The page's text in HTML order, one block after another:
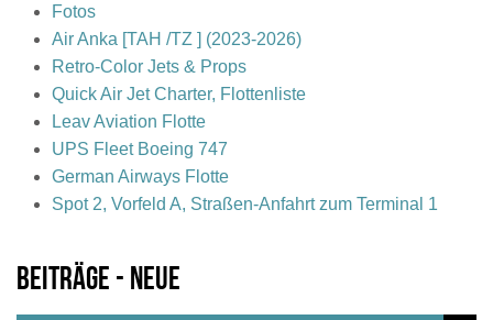
Fotos
Air Anka [TAH /TZ ] (2023-2026)
Retro-Color Jets & Props
Quick Air Jet Charter, Flottenliste
Leav Aviation Flotte
UPS Fleet Boeing 747
German Airways Flotte
Spot 2, Vorfeld A, Straßen-Anfahrt zum Terminal 1
Beiträge - Neue